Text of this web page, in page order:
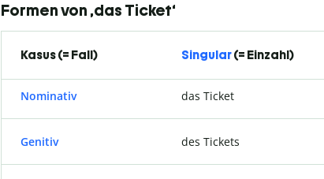
Formen von ‚das Ticket‘
Kasus (= Fall) Singular(= Einzahl)
Nominativ das Ticket
Genitiv des Tickets